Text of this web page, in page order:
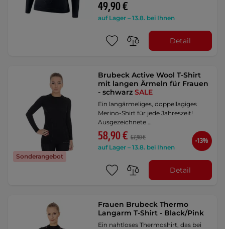
49,90 €
auf Lager – 13.8. bei Ihnen
Detail
Sonderangebot
Brubeck Active Wool T-Shirt
mit langen Ärmeln für Frauen
- schwarzSALE
Ein langärmeliges, doppellagiges
Merino-Shirt für jede Jahreszeit!
Ausgezeichnete …
58,90 € 67,90 €
auf Lager – 13.8. bei Ihnen
-13%
Detail
Frauen Brubeck Thermo
Langarm T-Shirt - Black/Pink
Ein nahtloses Thermoshirt, das bei